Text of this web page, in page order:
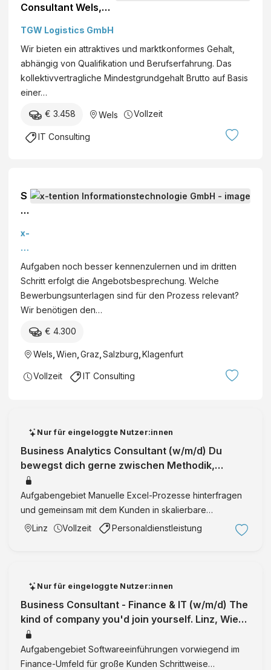
Consultant Wels,
Berufserfahrene
TGW Logistics GmbH
Wir bieten ein attraktives und marktkonformes Gehalt,
abhängig von Qualifikation und Berufserfahrung. Das
kollektivvertragliche Mindestgrundgehalt Brutto auf Basis
einer…
€ 3.458 Wels Vollzeit
IT Consulting
S
e
o
r
In
f
o
r
io
n
S
ty
C
o
n
s
ul
/
w
/d
)
G
x-
te
nt
io
n
In
m
io
h
n
ol
o
gi
e
Aufgaben noch besser kennenzulernen und im dritten
Schritt erfolgt die Angebotsbesprechung. Welche
Bewerbungsunterlagen sind für den Prozess relevant?
Wir benötigen den…
€ 4.300
Wels Wien Graz Salzburg Klagenfurt
Vollzeit IT Consulting
Nur für eingeloggte Nutzer:innen
Business Analytics Consultant (w/m/d) Du
bewegst dich gerne zwischen Methodik,
Software und Kundenberatung Wien, Linz, W
Aufgabengebiet Manuelle Excel-Prozesse hinterfragen
und gemeinsam mit dem Kunden in skalierbare
Softwarelösungen überführen Unterstützung von Kunden
bei Fragestellungen wie: Welche Auswirkungen hat eine
Linz Vollzeit Personaldienstleistung
Nur für eingeloggte Nutzer:innen
Business Consultant - Finance & IT (w/m/d) The
kind of company you'd join yourself. Linz, Wien,
Salzburg, St. Pölten, We
Aufgabengebiet Softwareeinführungen vorwiegend im
Finance-Umfeld für große Kunden Schrittweise